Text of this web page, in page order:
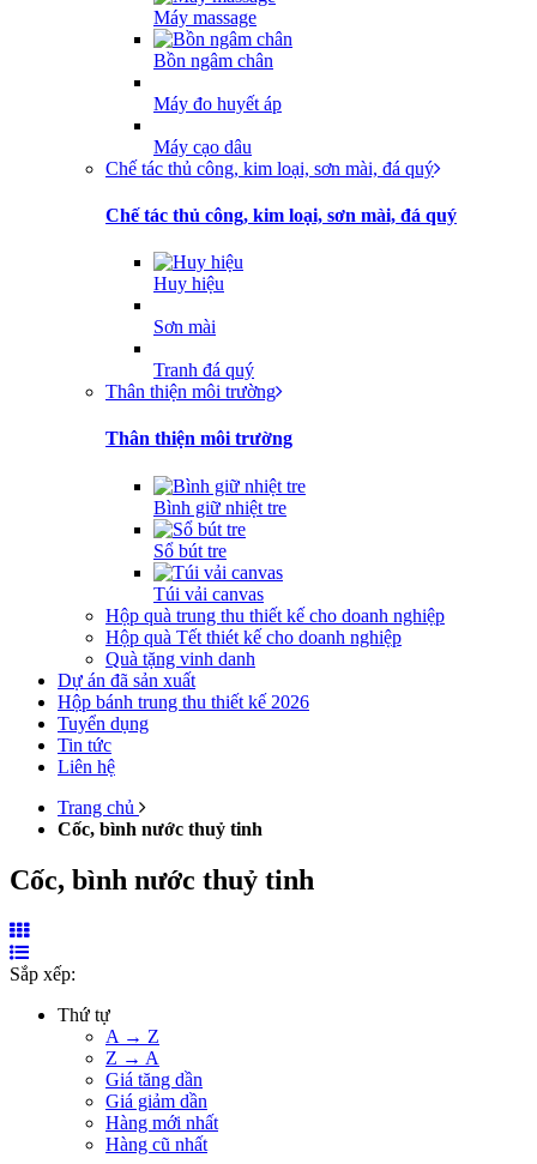
Máy massage
Bồn ngâm chân
Máy đo huyết áp
Máy cạo dâu
Chế tác thủ công, kim loại, sơn mài, đá quý
Chế tác thủ công, kim loại, sơn mài, đá quý
Huy hiệu
Sơn mài
Tranh đá quý
Thân thiện môi trường
Thân thiện môi trường
Bình giữ nhiệt tre
Sổ bút tre
Túi vải canvas
Hộp quà trung thu thiết kế cho doanh nghiệp
Hộp quà Tết thiét kế cho doanh nghiệp
Quà tặng vinh danh
Dự án đã sản xuất
Hộp bánh trung thu thiết kế 2026
Tuyển dụng
Tin tức
Liên hệ
Trang chủ
Cốc, bình nước thuỷ tinh
Cốc, bình nước thuỷ tinh
Sắp xếp:
Thứ tự
A → Z
Z → A
Giá tăng dần
Giá giảm dần
Hàng mới nhất
Hàng cũ nhất